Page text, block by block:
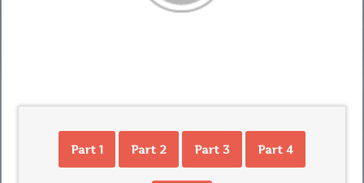
Part 1 Part 2 Part 3 Part 4